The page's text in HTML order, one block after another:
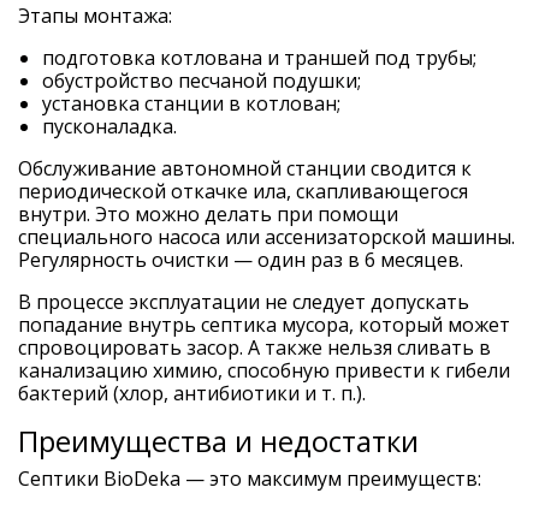
Этапы монтажа:
подготовка котлована и траншей под трубы;
обустройство песчаной подушки;
установка станции в котлован;
пусконаладка.
Обслуживание автономной станции сводится к
периодической откачке ила, скапливающегося
внутри. Это можно делать при помощи
специального насоса или ассенизаторской машины.
Регулярность очистки — один раз в 6 месяцев.
В процессе эксплуатации не следует допускать
попадание внутрь септика мусора, который может
спровоцировать засор. А также нельзя сливать в
канализацию химию, способную привести к гибели
бактерий (хлор, антибиотики и т. п.).
Преимущества и недостатки
Септики BioDeka — это максимум преимуществ: